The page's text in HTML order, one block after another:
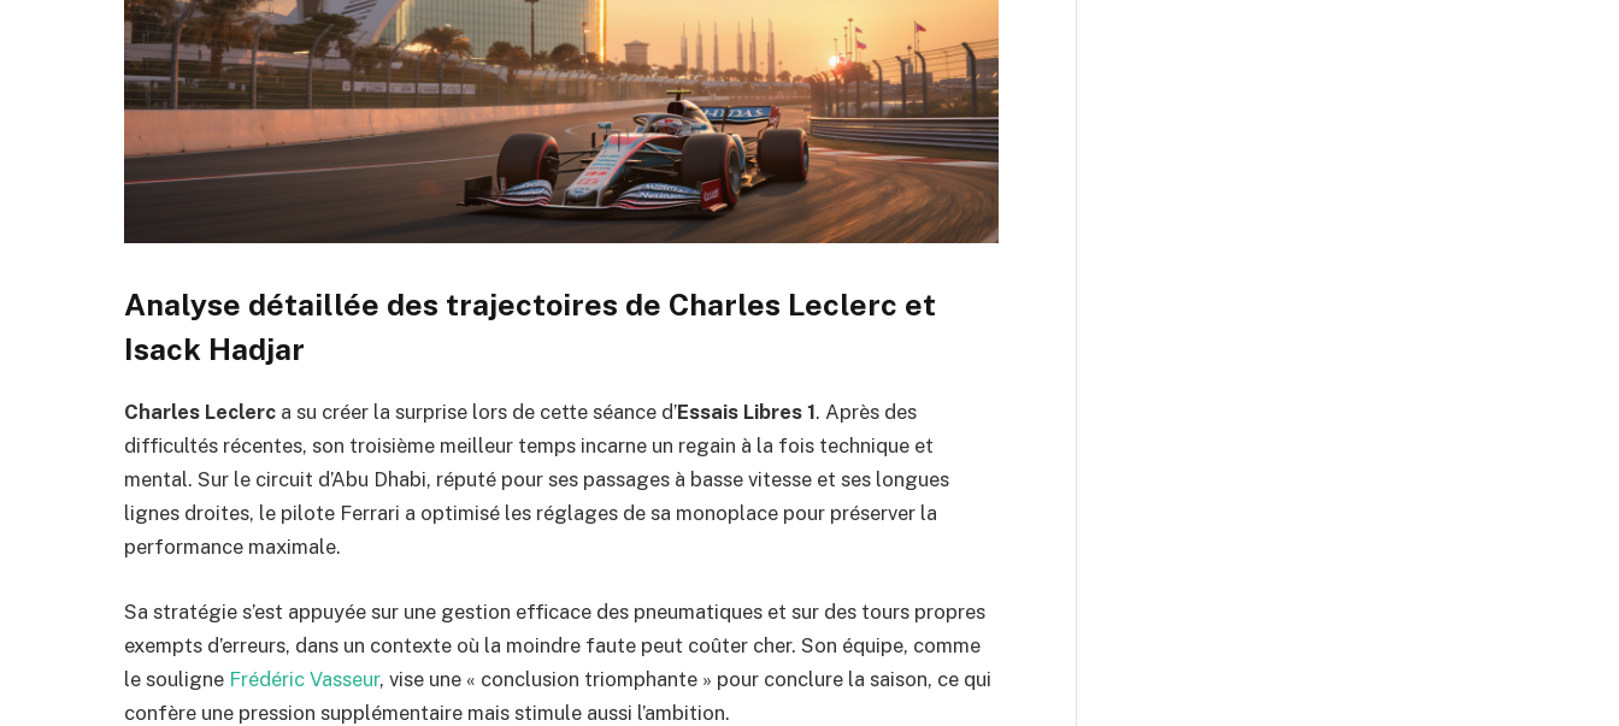
Analyse détaillée des trajectoires de Charles Leclerc et
Isack Hadjar
Charles Leclerc a su créer la surprise lors de cette séance d’Essais Libres 1. Après des
difficultés récentes, son troisième meilleur temps incarne un regain à la fois technique et
mental. Sur le circuit d’Abu Dhabi, réputé pour ses passages à basse vitesse et ses longues
lignes droites, le pilote Ferrari a optimisé les réglages de sa monoplace pour préserver la
performance maximale.
Sa stratégie s’est appuyée sur une gestion efficace des pneumatiques et sur des tours propres
exempts d’erreurs, dans un contexte où la moindre faute peut coûter cher. Son équipe, comme
le souligne Frédéric Vasseur, vise une « conclusion triomphante » pour conclure la saison, ce qui
confère une pression supplémentaire mais stimule aussi l’ambition.